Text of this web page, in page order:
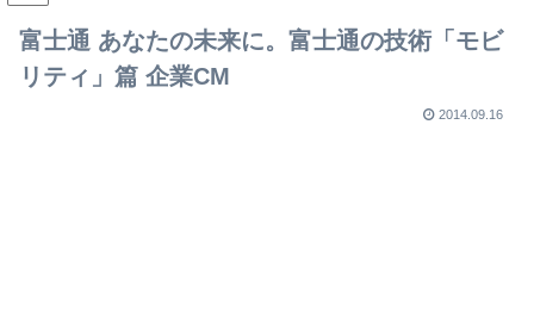
富士通 あなたの未来に。富士通の技術「モビ
リティ」篇 企業CM
2014.09.16